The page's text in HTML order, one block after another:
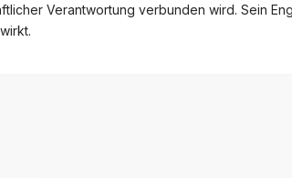
Verantwortung verbunden wird. Sein